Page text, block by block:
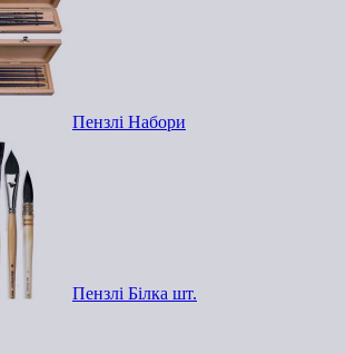
Пензлі Набори
Пензлі Білка шт.